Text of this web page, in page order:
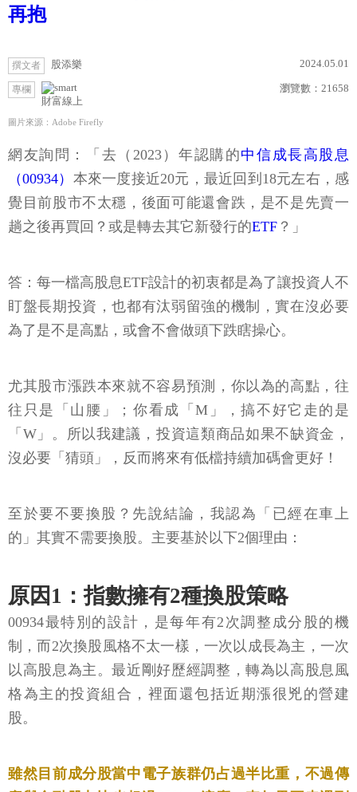
再抱
撰文者 股添樂 2024.05.01
專欄
財富線上
瀏覽數： 21658
圖片來源：Adobe Firefly
網友詢問：「去（2023）年認購的中信成長高股息
（00934） 本來一度接近20元，最近回到18元左右，感
覺目前股市不太穩，後面可能還會跌，是不是先賣一
趟之後再買回？或是轉去其它新發行的ETF ？」
答：每一檔高股息ETF設計的初衷都是為了讓投資人不
盯盤長期投資，也都有汰弱留強的機制，實在沒必要
為了是不是高點，或會不會做頭下跌瞎操心。
尤其股市漲跌本來就不容易預測，你以為的高點，往
往只是「山腰」；你看成「M」，搞不好它走的是
「W」。所以我建議，投資這類商品如果不缺資金，
沒必要「猜頭」，反而將來有低檔持續加碼會更好！
至於要不要換股？先說結論，我認為「已經在車上
的」其實不需要換股。主要基於以下2個理由：
原因1：指數擁有2種換股策略
00934最特別的設計，是每年有2次調整成分股的機
制，而2次換股風格不太一樣，一次以成長為主，一次
以高股息為主。最近剛好歷經調整，轉為以高股息風
格為主的投資組合，裡面還包括近期漲很兇的營建
股。
雖然目前成分股當中電子族群仍占過半比重，不過傳